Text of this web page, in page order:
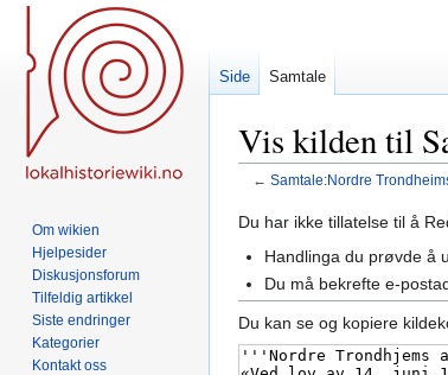
Vis kilden til
← Samtale:Nordre
Hopp
navigering
Hopp
Du har ikke tillatelse til å
Handlinga du prøvde å
Du må bekrefte e-
Du kan se og kopiere
Side Samtale
Om wikien
Hjelpesider
Diskusjonsforum
Tilfeldig artikkel
Siste endringer
Kategorier
Kontakt oss